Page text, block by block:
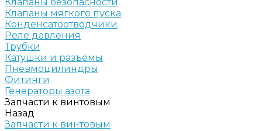
Клапаны мягкого пуска
Конденсатоотводчики
Реле давления
Трубки
Катушки и разъёмы
Пневмоцилиндры
Фитинги
Генераторы азота
Запчасти к винтовым
Назад
Запчасти к винтовым